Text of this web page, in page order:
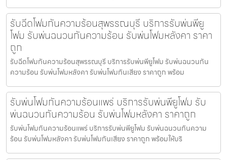
รับฉีดโฟมกันความร้อนสุพรรณบุรี บริการรับพ่นพียู
โฟม รับพ่นฉนวนกันความร้อน รับพ่นโฟมหลังคา ราคา
ถูก
รับฉีดโฟมกันความร้อนสุพรรณบุรี บริการรับพ่นพียูโฟม รับพ่นฉนวนกัน
ความร้อน รับพ่นโฟมหลังคา รับพ่นโฟมกันเสียง ราคาถูก พร้อม
รับพ่นโฟมกันความร้อนแพร่ บริการรับพ่นพียูโฟม รับ
พ่นฉนวนกันความร้อน รับพ่นโฟมหลังคา ราคาถูก
รับพ่นโฟมกันความร้อนแพร่ บริการรับพ่นพียูโฟม รับพ่นฉนวนกันความ
ร้อน รับพ่นโฟมหลังคา รับพ่นโฟมกันเสียง ราคาถูก พร้อมให้บริ